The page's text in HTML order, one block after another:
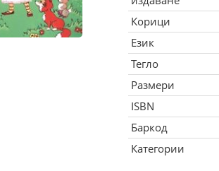
Корици
Език
Тегло
Размери
ISBN
Баркод
Категории